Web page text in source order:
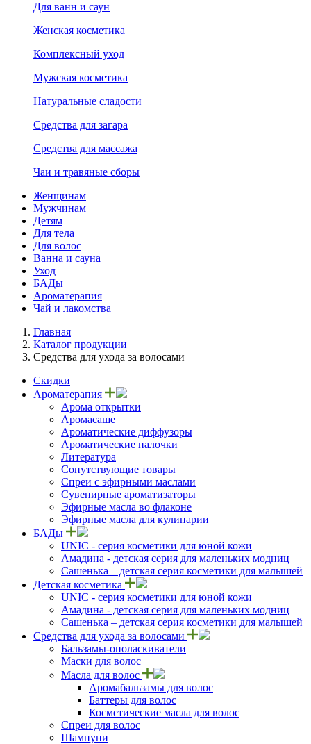
Для ванн и саун
Женская косметика
Комплексный уход
Мужская косметика
Натуральные сладости
Средства для загара
Средства для массажа
Чаи и травяные сборы
Женщинам
Мужчинам
Детям
Для тела
Для волос
Ванна и сауна
Уход
БАДы
Ароматерапия
Чай и лакомства
Главная
Каталог продукции
Средства для ухода за волосами
Скидки
Ароматерапия
Арома открытки
Аромасаше
Ароматические диффузоры
Ароматические палочки
Литература
Сопутствующие товары
Спреи с эфирными маслами
Сувенирные ароматизаторы
Эфирные масла во флаконе
Эфирные масла для кулинарии
БАДы
UNIC - серия косметики для юной кожи
Амадина - детская серия для маленьких модниц
Сашенька – детская серия косметики для малышей
Детская косметика
UNIC - серия косметики для юной кожи
Амадина - детская серия для маленьких модниц
Сашенька – детская серия косметики для малышей
Средства для ухода за волосами
Бальзамы-ополаскиватели
Маски для волос
Масла для волос
Аромабальзамы для волос
Баттеры для волос
Косметические масла для волос
Спреи для волос
Шампуни